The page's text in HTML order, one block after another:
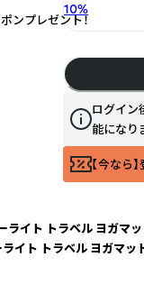
10%
ログイン
能になり
【今なら
ライト トラベル ヨガマ
イト トラベル ヨガマッ
ンプレゼント！